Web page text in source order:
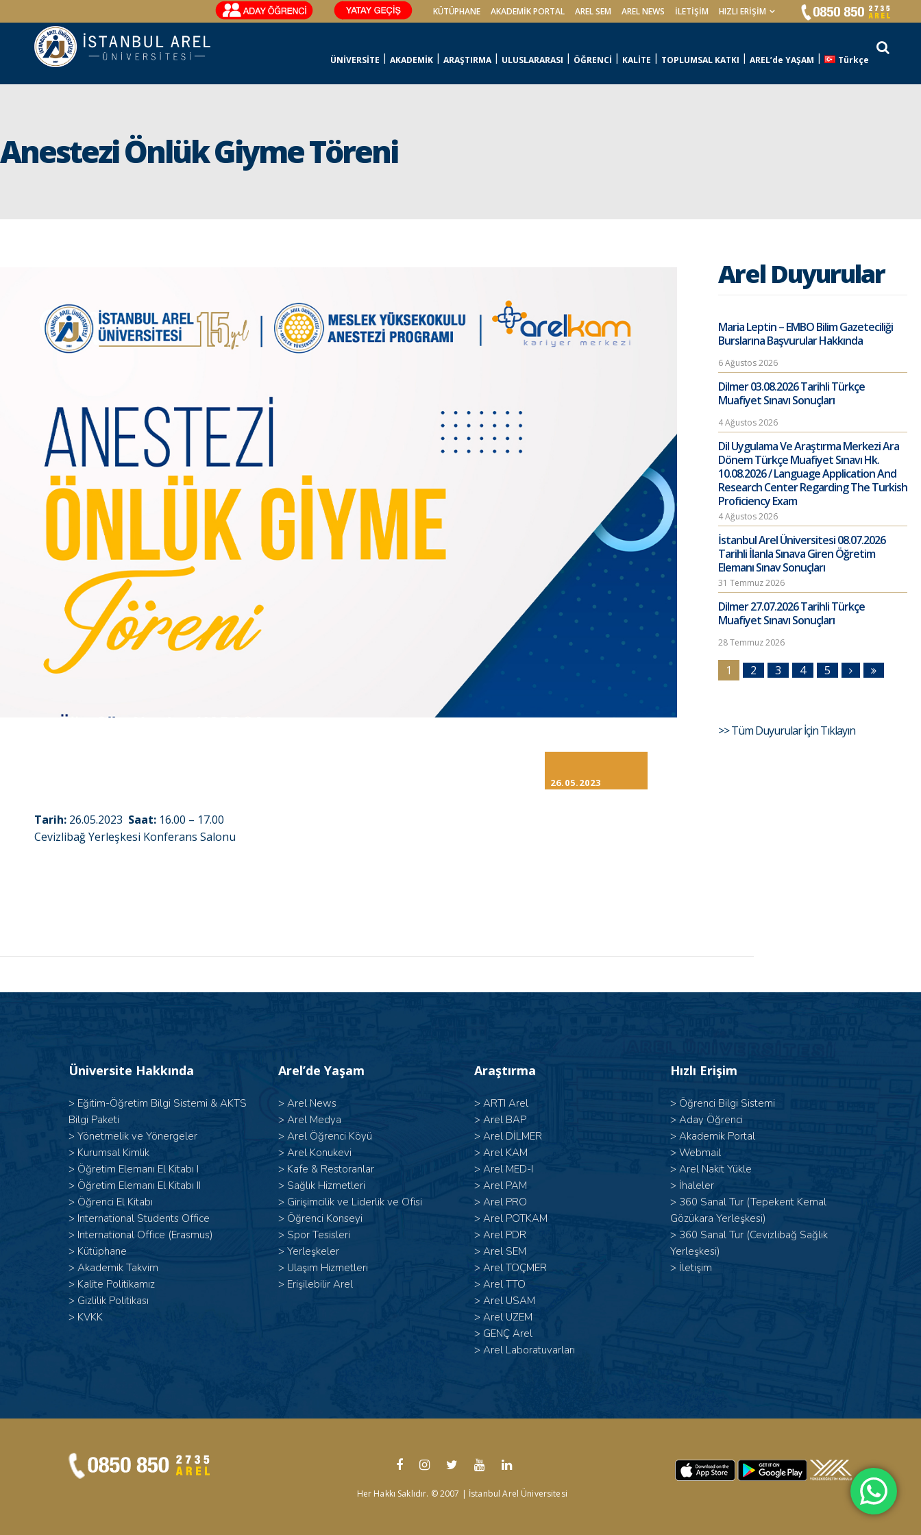
KÜTÜPHANE AKADEMİK PORTAL AREL SEM AREL NEWS İLETIŞIM HIZLI ERİŞİM
ÜNİVERSİTE AKADEMİK ARAŞTIRMA ULUSLARARASI ÖĞRENCİ KALİTE TOPLUMSAL KATKI AREL’de YAŞAM Türkçe
Anestezi Önlük Giyme Töreni
26.05.2023
Tarih: 26.05.2023 Saat: 16.00 – 17.00
Cevizlibağ Yerleşkesi Konferans Salonu
Arel Duyurular
Maria Leptin – EMBO Bilim Gazeteciliği
Burslarına Başvurular Hakkında
6 Ağustos 2026
Dilmer 03.08.2026 Tarihli Türkçe
Muafiyet Sınavı Sonuçları
4 Ağustos 2026
Dil Uygulama Ve Araştırma Merkezi Ara
Dönem Türkçe Muafiyet Sınavı Hk.
10.08.2026 / Language Application And
Research Center Regarding The Turkish
Proficiency Exam
4 Ağustos 2026
İstanbul Arel Üniversitesi 08.07.2026
Tarihli İlanla Sınava Giren Öğretim
Elemanı Sınav Sonuçları
31 Temmuz 2026
Dilmer 27.07.2026 Tarihli Türkçe
Muafiyet Sınavı Sonuçları
28 Temmuz 2026
1 2 3 4 5
>> Tüm Duyurular İçin Tıklayın
Üniversite Hakkında
> Eğitim-Öğretim Bilgi Sistemi & AKTS
Bilgi Paketi
> Yönetmelik ve Yönergeler
> Kurumsal Kimlik
> Öğretim Elemanı El Kitabı I
> Öğretim Elemanı El Kitabı II
> Öğrenci El Kitabı
> International Students Office
> International Office (Erasmus)
> Kütüphane
> Akademik Takvim
> Kalite Politikamız
> Gizlilik Politikası
> KVKK
Arel’de Yaşam
> Arel News
> Arel Medya
> Arel Öğrenci Köyü
> Arel Konukevi
> Kafe & Restoranlar
> Sağlık Hizmetleri
> Girişimcilik ve Liderlik ve Ofisi
> Öğrenci Konseyi
> Spor Tesisleri
> Yerleşkeler
> Ulaşım Hizmetleri
> Erişilebilir Arel
Araştırma
> ARTI Arel
> Arel BAP
> Arel DİLMER
> Arel KAM
> Arel MED-I
> Arel PAM
> Arel PRO
> Arel POTKAM
> Arel PDR
> Arel SEM
> Arel TOÇMER
> Arel TTO
> Arel USAM
> Arel UZEM
> GENÇ Arel
> Arel Laboratuvarları
Hızlı Erişim
> Öğrenci Bilgi Sistemi
> Aday Öğrenci
> Akademik Portal
> Webmail
> Arel Nakit Yükle
> İhaleler
> 360 Sanal Tur (Tepekent Kemal
Gözükara Yerleşkesi)
> 360 Sanal Tur (Cevizlibağ Sağlık
Yerleşkesi)
> İletişim
Her Hakkı Saklıdır. © 2007 | İstanbul Arel Üniversitesi